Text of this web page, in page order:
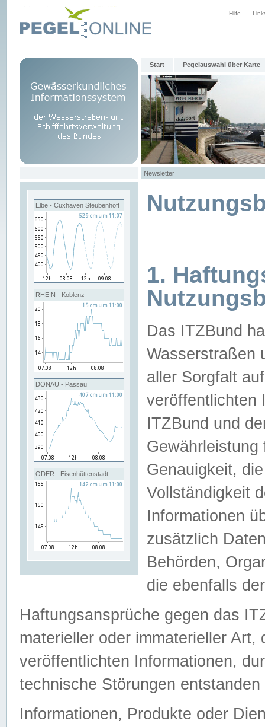
Hilfe
Start Pegelauswahl über Karte
Newsletter
Elbe - Cuxhaven Steubenhöft
RHEIN - Koblenz
DONAU - Passau
ODER - Eisenhüttenstadt
1.
Das ITZBund
Wasserstraßen
aller Sorgfalt
veröffentlichten
ITZBund und
Genauigkeit,
Vollständigkeit
Informationen
zusätzlich
Behörden,
die ebenfalls
Haftungsansprüche gegen das
materieller oder immaterieller
veröffentlichten Informationen,
technische Störungen
Informationen, Produkte oder